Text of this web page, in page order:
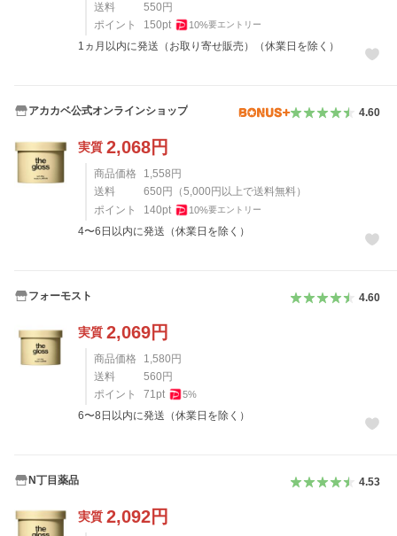
送料
550 円
ポイント
150pt 10%要エントリー
1ヵ月以内に発送（お取り寄せ販売）（休業日を除く）
アカカベ公式オンラインショップ 4.60
実質 2,068円
商品価格 1,558 円
送料
650 円 （5,000 円以上で送料無料）
ポイント
140pt 10%要エントリー
4〜6日以内に発送（休業日を除く）
フォーモスト 4.60
実質 2,069円
商品価格 1,580 円
送料
560 円
ポイント
71pt 5%
6〜8日以内に発送（休業日を除く）
N丁目薬品 4.53
実質 2,092円